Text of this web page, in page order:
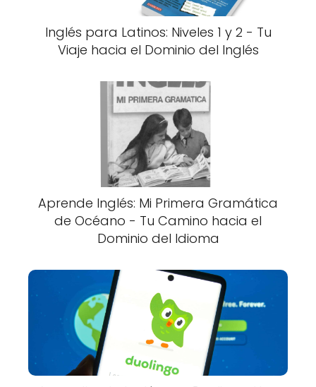
Inglés para Latinos: Niveles 1 y 2 - Tu
Viaje hacia el Dominio del Inglés
Aprende Inglés: Mi Primera Gramática
de Océano - Tu Camino hacia el
Dominio del Idioma